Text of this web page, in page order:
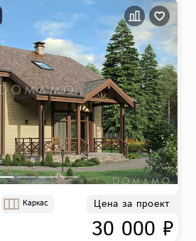
Каркас Цена за проект
30 000 ₽